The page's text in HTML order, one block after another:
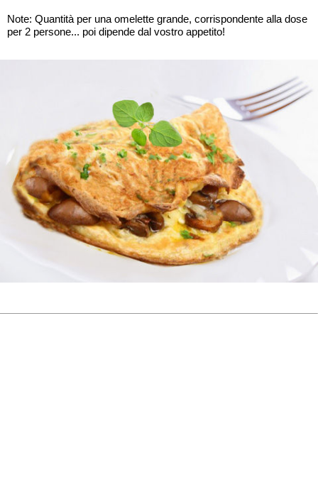
Note: Quantità per una omelette grande, corrispondente alla dose
per 2 persone... poi dipende dal vostro appetito!